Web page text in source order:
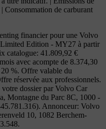
Consommation de carburant
financier pour une Volvo
Edition - MY27 à partir
catalogue: 41.809,92 €
avec acompte de 8.374,30
%. Offre valable du
réservée aux professionnels.
votre dossier par Volvo Car
Montagne du Parc 8C, 1000 -
Annonceur: Volvo
10, 1082 Berchem-